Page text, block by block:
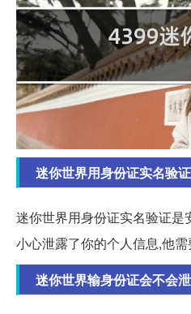
迷你世界用身份证实名验
迷你世界用身份证实名验证是
小心泄露了你的个人信息,他
迷你世界输身份证会不会